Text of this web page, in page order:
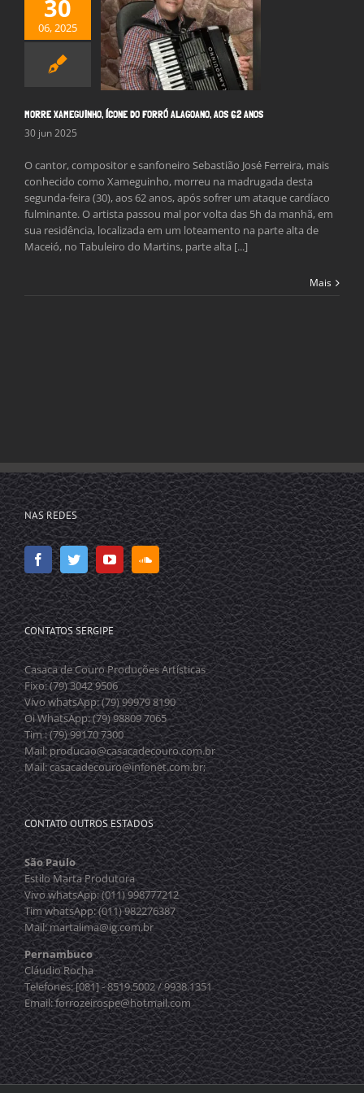
30
06, 2025
XAMEGUINHO,
AOS 62 ANOS
MORRE XAMEGUINHO, ÍCONE DO FORRÓ ALAGOANO, AOS 62 ANOS
30 jun 2025
O cantor, compositor e sanfoneiro Sebastião José Ferreira, mais
conhecido como Xameguinho, morreu na madrugada desta
segunda-feira (30), aos 62 anos, após sofrer um ataque cardíaco
fulminante. O artista passou mal por volta das 5h da manhã, em
sua residência, localizada em um loteamento na parte alta de
Maceió, no Tabuleiro do Martins, parte alta [...]
Mais
NAS REDES
CONTATOS SERGIPE
Casaca de Couro Produções Artísticas
Fixo: (79) 3042 9506
Vivo whatsApp: (79) 99979 8190
Oi WhatsApp: (79) 98809 7065
Tim : (79) 99170 7300
Mail: producao@casacadecouro.com.br
Mail: casacadecouro@infonet.com.br;
CONTATO OUTROS ESTADOS
São Paulo
Estilo Marta Produtora
Vivo whatsApp: (011) 998777212
Tim whatsApp: (011) 982276387
Mail: martalima@ig.com.br
Pernambuco
Cláudio Rocha
Telefones: [081] - 8519.5002 / 9938.1351
Email: forrozeirospe@hotmail.com